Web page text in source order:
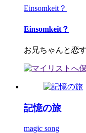
Einsomkeit？
Einsomkeit？
お兄ちゃんと恋
記憶の旅
magic song